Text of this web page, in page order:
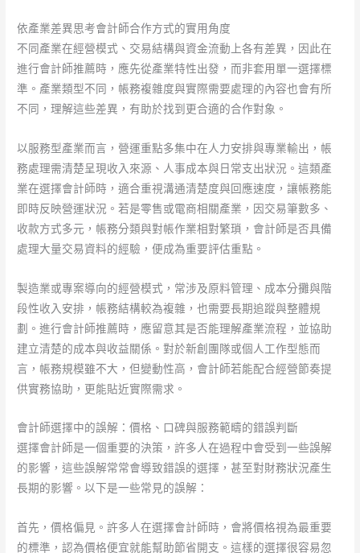
依產業差異思考會計師合作方式的實用角度
不同產業在經營模式、交易結構與資金流動上各有差異，因此在
進行會計師推薦時，應先從產業特性出發，而非套用單一選擇標
準。產業類型不同，帳務複雜度與實際需要處理的內容也會有所
不同，理解這些差異，有助於找到更合適的合作對象。
以服務型產業而言，營運重點多集中在人力安排與專業輸出，帳
務處理需清楚呈現收入來源、人事成本與日常支出狀況。這類產
業在選擇會計師時，適合重視溝通清楚度與回應速度，讓帳務能
即時反映營運狀況。若是零售或電商相關產業，因交易筆數多、
收款方式多元，帳務分類與對帳作業相對繁瑣，會計師是否具備
處理大量交易資料的經驗，便成為重要評估重點。
製造業或專案導向的經營模式，常涉及原料管理、成本分攤與階
段性收入安排，帳務結構較為複雜，也需要長期追蹤與整體規
劃。進行會計師推薦時，應留意其是否能理解產業流程，並協助
建立清楚的成本與收益關係。對於新創團隊或個人工作型態而
言，帳務規模雖不大，但變動性高，會計師若能配合經營節奏提
供實務協助，更能貼近實際需求。
會計師選擇中的誤解：價格、口碑與服務範疇的錯誤判斷
選擇會計師是一個重要的決策，許多人在過程中會受到一些誤解
的影響，這些誤解常常會導致錯誤的選擇，甚至對財務狀況產生
長期的影響。以下是一些常見的誤解：
首先，價格偏見。許多人在選擇會計師時，會將價格視為最重要
的標準，認為價格便宜就能幫助節省開支。這樣的選擇很容易忽